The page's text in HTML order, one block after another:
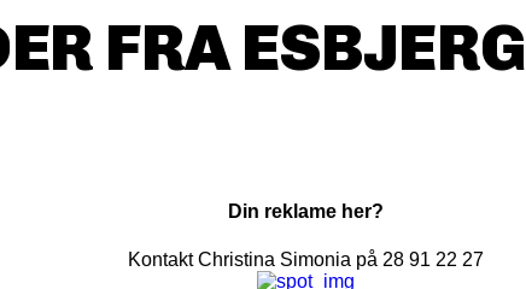
FRA ESBJERG
Din reklame her?
Kontakt Christina Simonia på 28 91 22 27